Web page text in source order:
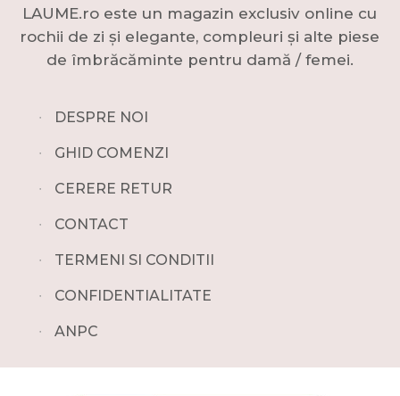
LAUME.ro este un magazin exclusiv online cu
rochii de zi și elegante, compleuri și alte piese
de îmbrăcăminte pentru damă / femei.
∙ DESPRE NOI
∙ GHID COMENZI
∙ CERERE RETUR
∙ CONTACT
∙ TERMENI SI CONDITII
∙ CONFIDENTIALITATE
∙ ANPC